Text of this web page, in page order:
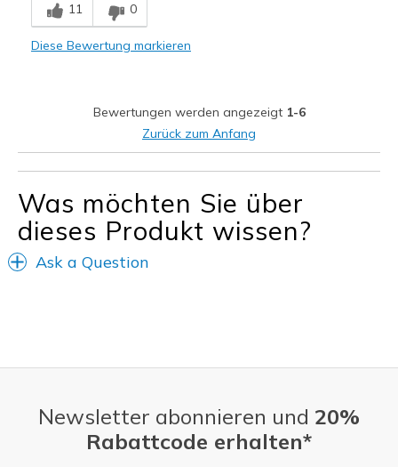
Comfortable
Going Out
Travel
Width
Feels true to width
Sizing
11 0
Diese Bewertung markieren
Bewertungen werden angezeigt 1-6
Zurück zum Anfang
Was möchten Sie über
dieses Produkt wissen?
Ask a Question
Newsletter abonnieren und 20%
Rabattcode erhalten*